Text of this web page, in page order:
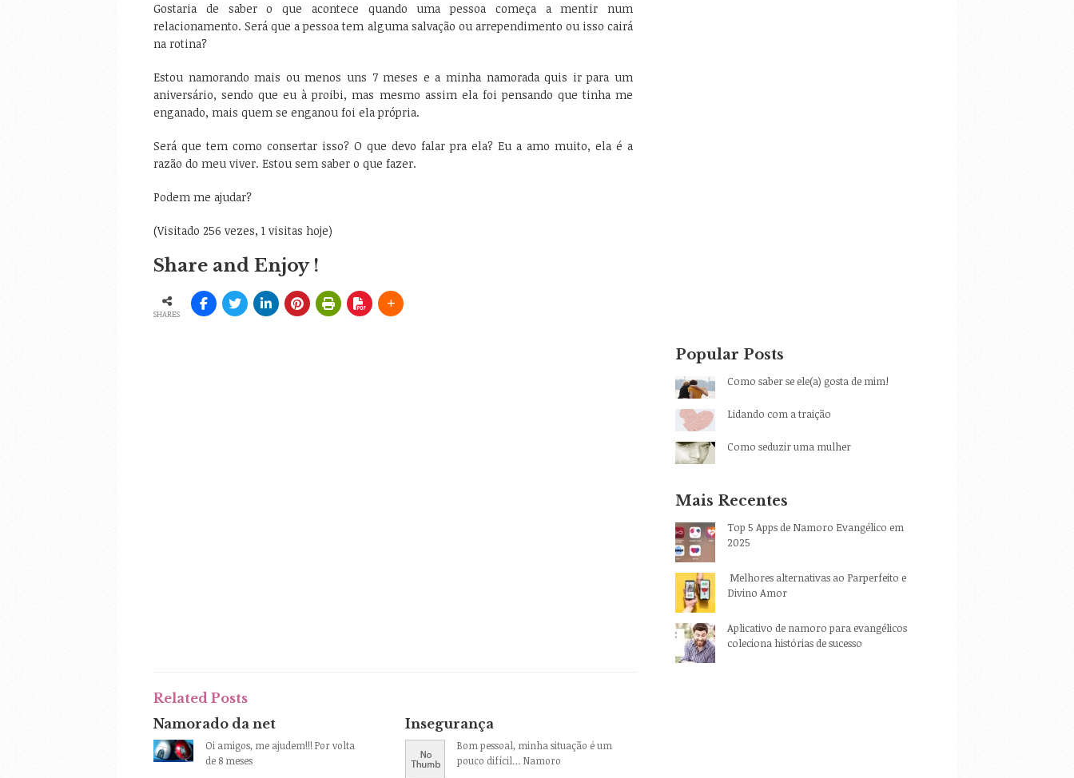
Gostaria de saber o que acontece quando uma pessoa começa a mentir num
relacionamento. Será que a pessoa tem alguma salvação ou arrependimento ou isso cairá
na rotina?
Estou namorando mais ou menos uns 7 meses e a minha namorada quis ir para um
aniversário, sendo que eu à proibi, mas mesmo assim ela foi pensando que tinha me
enganado, mais quem se enganou foi ela própria.
Será que tem como consertar isso? O que devo falar pra ela? Eu a amo muito, ela é a
razão do meu viver. Estou sem saber o que fazer.
Podem me ajudar?
(Visitado 256 vezes, 1 visitas hoje)
Share and Enjoy !
SHARES
Related Posts
Namorado da net
Oi amigos, me ajudem!!! Por volta
de 8 meses
Insegurança
Bom pessoal, minha situação é um
pouco difícil… Namoro
Popular Posts
Como saber se ele(a) gosta de mim!
Lidando com a traição
Como seduzir uma mulher
Mais Recentes
Top 5 Apps de Namoro Evangélico em
2025
Melhores alternativas ao Parperfeito e
Divino Amor
Aplicativo de namoro para evangélicos
coleciona histórias de sucesso